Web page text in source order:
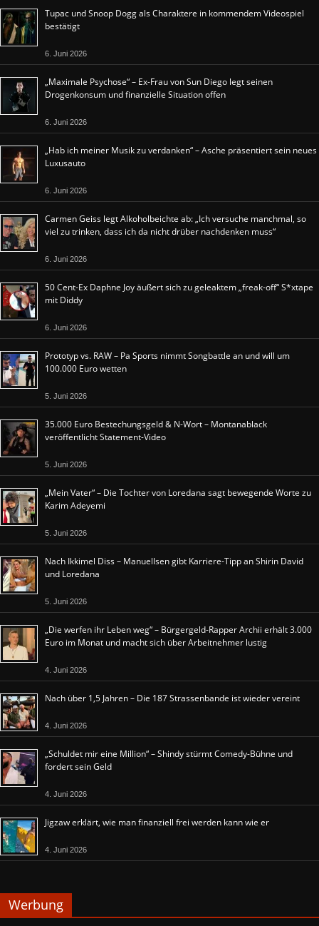
Tupac und Snoop Dogg als Charaktere in kommendem Videospiel
bestätigt
6. Juni 2026
„Maximale Psychose“ – Ex-Frau von Sun Diego legt seinen
Drogenkonsum und finanzielle Situation offen
6. Juni 2026
„Hab ich meiner Musik zu verdanken“ – Asche präsentiert sein neues
Luxusauto
6. Juni 2026
Carmen Geiss legt Alkoholbeichte ab: „Ich versuche manchmal, so
viel zu trinken, dass ich da nicht drüber nachdenken muss“
6. Juni 2026
50 Cent-Ex Daphne Joy äußert sich zu geleaktem „freak-off“ S*xtape
mit Diddy
6. Juni 2026
Prototyp vs. RAW – Pa Sports nimmt Songbattle an und will um
100.000 Euro wetten
5. Juni 2026
35.000 Euro Bestechungsgeld & N-Wort – Montanablack
veröffentlicht Statement-Video
5. Juni 2026
„Mein Vater“ – Die Tochter von Loredana sagt bewegende Worte zu
Karim Adeyemi
5. Juni 2026
Nach Ikkimel Diss – Manuellsen gibt Karriere-Tipp an Shirin David
und Loredana
5. Juni 2026
„Die werfen ihr Leben weg“ – Bürgergeld-Rapper Archii erhält 3.000
Euro im Monat und macht sich über Arbeitnehmer lustig
4. Juni 2026
Nach über 1,5 Jahren – Die 187 Strassenbande ist wieder vereint
4. Juni 2026
„Schuldet mir eine Million“ – Shindy stürmt Comedy-Bühne und
fordert sein Geld
4. Juni 2026
Jigzaw erklärt, wie man finanziell frei werden kann wie er
4. Juni 2026
Werbung